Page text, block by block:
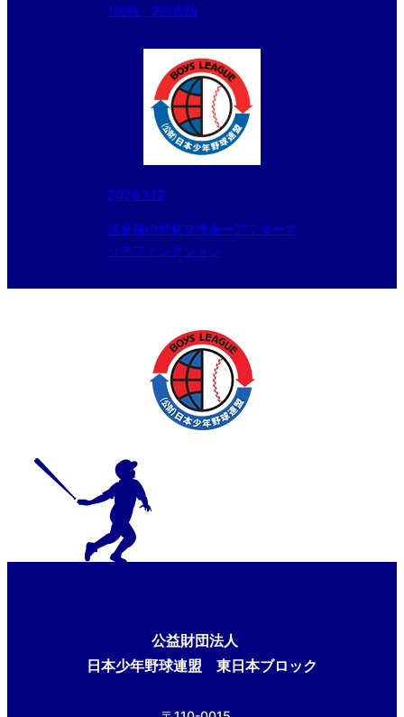
1回戦 2回攻防
2026.1.12
試合後の意見交換会ーアフターマ
ッチファンクション
公益財団法人
日本少年野球連盟 東日本ブロック